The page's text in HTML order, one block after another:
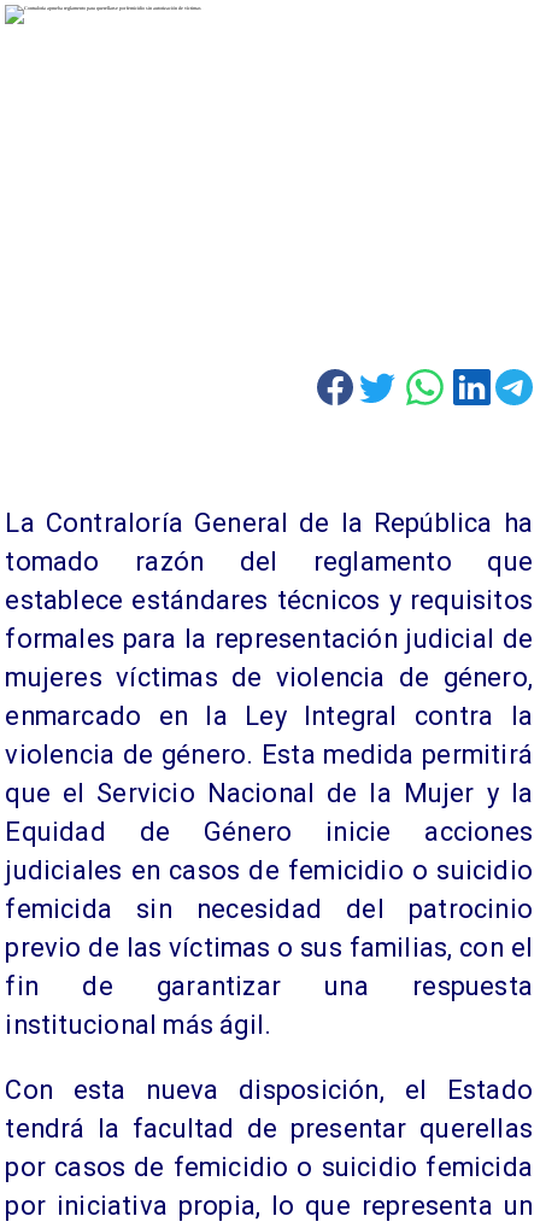
La Contraloría General de la República ha
tomado razón del reglamento que
establece estándares técnicos y requisitos
formales para la representación judicial de
mujeres víctimas de violencia de género,
enmarcado en la Ley Integral contra la
violencia de género. Esta medida permitirá
que el Servicio Nacional de la Mujer y la
Equidad de Género inicie acciones
judiciales en casos de femicidio o suicidio
femicida sin necesidad del patrocinio
previo de las víctimas o sus familias, con el
fin de garantizar una respuesta
institucional más ágil.
Con esta nueva disposición, el Estado
tendrá la facultad de presentar querellas
por casos de femicidio o suicidio femicida
por iniciativa propia, lo que representa un